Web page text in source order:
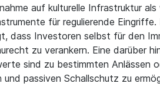
auf kulturelle Infrastruktur
für regulierende
Investoren selbst für den
zu verankern. Eine darüber
sind zu bestimmten Anlässen
passiven Schallschutz zu